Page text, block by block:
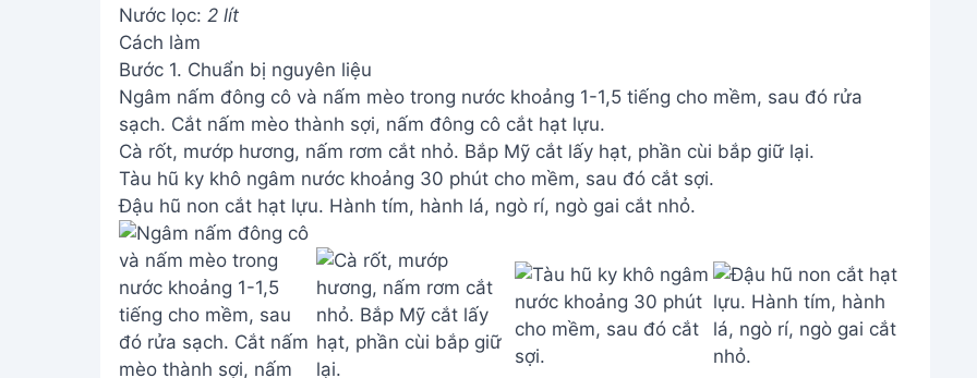
Nước lọc: 2 lít
Cách làm
Bước 1. Chuẩn bị nguyên liệu
Ngâm nấm đông cô và nấm mèo trong nước khoảng 1-1,5 tiếng cho mềm, sau đó rửa
sạch. Cắt nấm mèo thành sợi, nấm đông cô cắt hạt lựu.
Cà rốt, mướp hương, nấm rơm cắt nhỏ. Bắp Mỹ cắt lấy hạt, phần cùi bắp giữ lại.
Tàu hũ ky khô ngâm nước khoảng 30 phút cho mềm, sau đó cắt sợi.
Đậu hũ non cắt hạt lựu. Hành tím, hành lá, ngò rí, ngò gai cắt nhỏ.